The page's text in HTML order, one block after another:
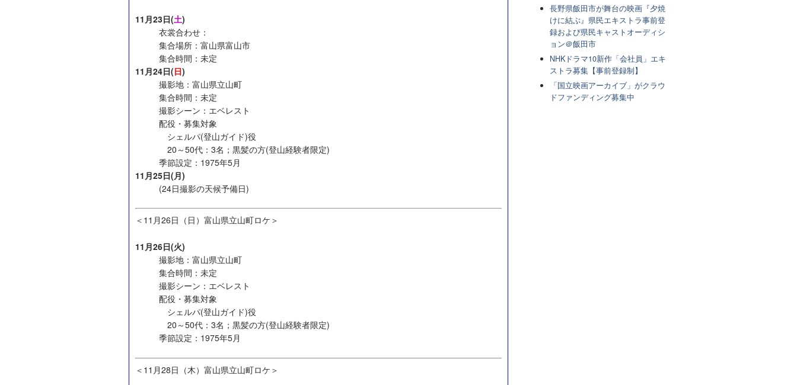
11月23日(土)
衣裳合わせ：
集合場所：富山県富山市
集合時間：未定
11月24日(日)
撮影地：富山県立山町
集合時間：未定
撮影シーン：エベレスト
配役・募集対象
シェルパ(登山ガイド)役
20～50代：3名；黒髪の方(登山経験者限定)
季節設定：1975年5月
11月25日(月)
(24日撮影の天候予備日)
＜11月26日（日）富山県立山町ロケ＞
11月26日(火)
撮影地：富山県立山町
集合時間：未定
撮影シーン：エベレスト
配役・募集対象
シェルパ(登山ガイド)役
20～50代：3名；黒髪の方(登山経験者限定)
季節設定：1975年5月
＜11月28日（木）富山県立山町ロケ＞
長野県飯田市が舞台の映画『夕焼
けに結ぶ』県民エキストラ事前登
録および県民キャストオーディシ
ョン＠飯田市
NHKドラマ10新作「会社員」エキ
ストラ募集【事前登録制】
「国立映画アーカイブ」がクラウ
ドファンディング募集中